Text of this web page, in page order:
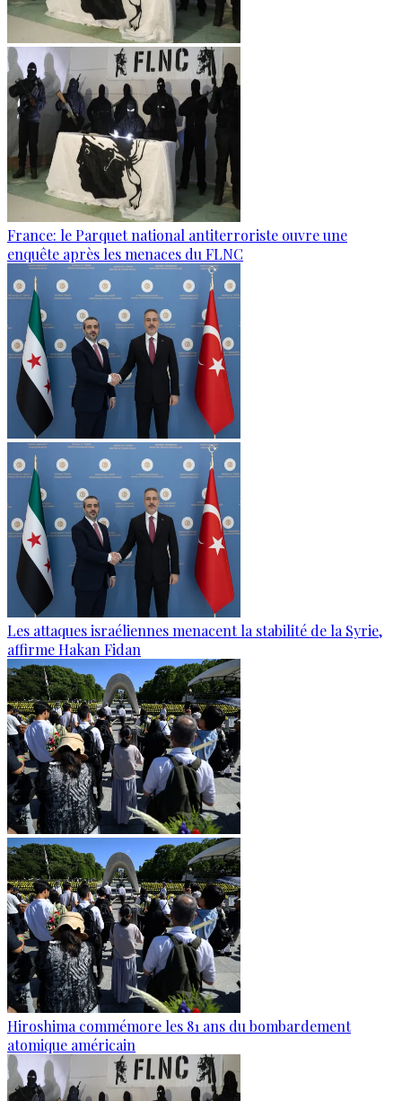
France: le Parquet national antiterroriste ouvre une
enquête après les menaces du FLNC
Les attaques israéliennes menacent la stabilité de la Syrie,
affirme Hakan Fidan
Hiroshima commémore les 81 ans du bombardement
atomique américain